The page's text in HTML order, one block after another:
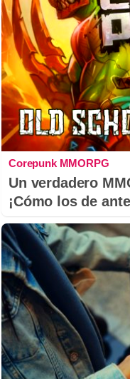
Corepunk MMORPG
Un verdadero
¡Cómo los de